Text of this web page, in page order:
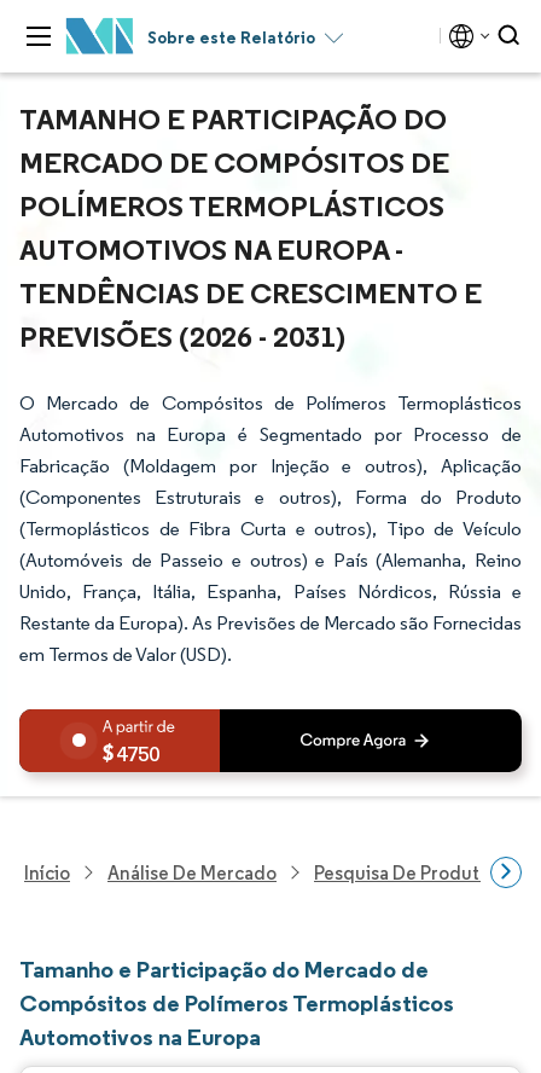
Sobre este Relatório
TAMANHO E PARTICIPAÇÃO DO
MERCADO DE COMPÓSITOS DE
POLÍMEROS TERMOPLÁSTICOS
AUTOMOTIVOS NA EUROPA -
TENDÊNCIAS DE CRESCIMENTO E
PREVISÕES (2026 - 2031)
O Mercado de Compósitos de Polímeros Termoplásticos
Automotivos na Europa é Segmentado por Processo de
Fabricação (Moldagem por Injeção e outros), Aplicação
(Componentes Estruturais e outros), Forma do Produto
(Termoplásticos de Fibra Curta e outros), Tipo de Veículo
(Automóveis de Passeio e outros) e País (Alemanha, Reino
Unido, França, Itália, Espanha, Países Nórdicos, Rússia e
Restante da Europa). As Previsões de Mercado são Fornecidas
em Termos de Valor (USD).
4750
Início Análise De Mercado Pesquisa De Produtos
Tamanho e Participação do Mercado de
Compósitos de Polímeros Termoplásticos
Automotivos na Europa